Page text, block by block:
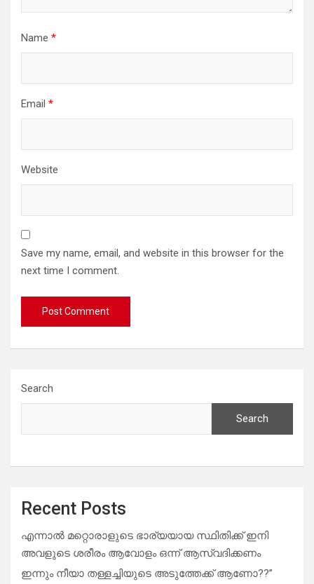
Name *
Email *
Website
Save my name, email, and website in this browser for the
next time I comment.
Search
Search
Recent Posts
എന്നാൽ മറ്റൊരാളുടെ ഭാര്യയായ സ്ഥിതിക്ക് ഇനി
അവളുടെ ശരീരം ആവോളം ഒന്ന് ആസ്വദിക്കണം
ഇന്നും നീയാ തള്ളച്ചിയുടെ അടുത്തേക്ക് ആണോ??”